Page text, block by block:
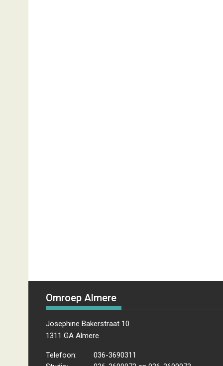
Omroep Almere
Josephine Bakerstraat 10
1311 GA Almere
Telefoon:
036-3690311